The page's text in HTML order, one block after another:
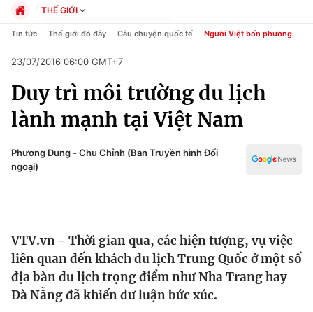
Chuyên mục
Chính trị
Xã hội
Thế giới
Tin tức
THẾ GIỚI
Chính trị
Pháp luật
Kinh tế
Thể thao
Truyền hình
Y tế
Tin tức Thế giới đó đây Câu chuyện quốc tế Người Việt bốn phương
23/07/2016 06:00 GMT+7
Duy trì môi trường du lịch
lành mạnh tại Việt Nam
Phương Dung - Chu Chỉnh (Ban Truyền hình Đối
ngoại)
VTV.vn - Thời gian qua, các hiện tượng, vụ việc
liên quan đến khách du lịch Trung Quốc ở một số
địa bàn du lịch trọng điểm như Nha Trang hay
Đà Nẵng đã khiến dư luận bức xúc.